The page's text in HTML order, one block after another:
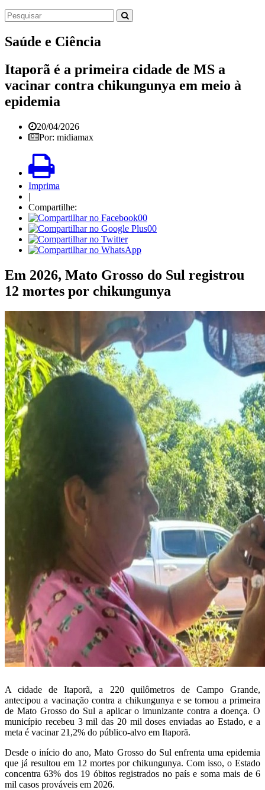
Saúde e Ciência
Itaporã é a primeira cidade de MS a
vacinar contra chikungunya em meio à
epidemia
20/04/2026
Por: midiamax
Imprima
|
Compartilhe:
00
00
Em 2026, Mato Grosso do Sul registrou
12 mortes por chikungunya
A cidade de Itaporã, a 220 quilômetros de Campo Grande,
antecipou a vacinação contra a chikungunya e se tornou a primeira
de Mato Grosso do Sul a aplicar o imunizante contra a doença. O
município recebeu 3 mil das 20 mil doses enviadas ao Estado, e a
meta é vacinar 21,2% do público-alvo em Itaporã.
Desde o início do ano, Mato Grosso do Sul enfrenta uma epidemia
que já resultou em 12 mortes por chikungunya. Com isso, o Estado
concentra 63% dos 19 óbitos registrados no país e soma mais de 6
mil casos prováveis em 2026.